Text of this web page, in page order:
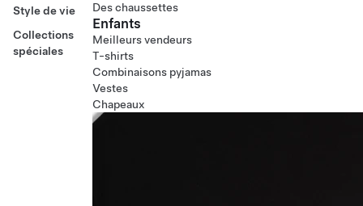
Style de vie
Collections
spéciales
Des chaussettes
Enfants
Meilleurs vendeurs
T-shirts
Combinaisons pyjamas
Vestes
Chapeaux